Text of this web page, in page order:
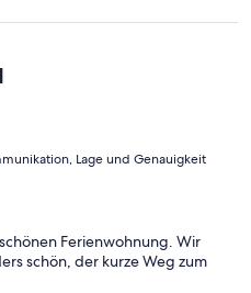
Lage und Genauigkeit
Ferienwohnung. Wir
schön, der kurze Weg zum